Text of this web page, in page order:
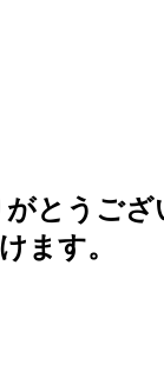
とうござ
ます。